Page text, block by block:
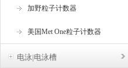
加野粒子计数器
美国Met One粒子计数器
电泳|电泳槽